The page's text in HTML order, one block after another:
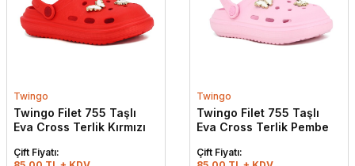
Twingo
Twingo Filet 755 Taşlı
Eva Cross Terlik Kırmızı
Çift Fiyatı:
Twingo
Twingo Filet 755 Taşlı
Eva Cross Terlik Pembe
Çift Fiyatı: